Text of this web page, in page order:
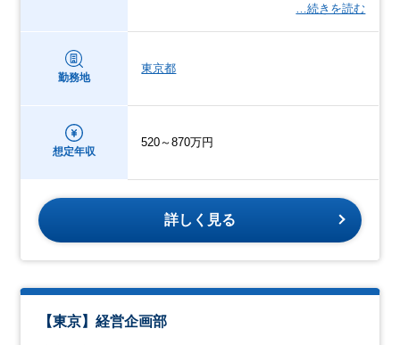
…続きを読む
勤務地
東京都
想定年収
520～870万円
詳しく見る
【東京】経営企画部